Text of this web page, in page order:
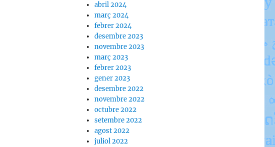
abril 2024
març 2024
febrer 2024
desembre 2023
novembre 2023
març 2023
febrer 2023
gener 2023
desembre 2022
novembre 2022
octubre 2022
setembre 2022
agost 2022
juliol 2022